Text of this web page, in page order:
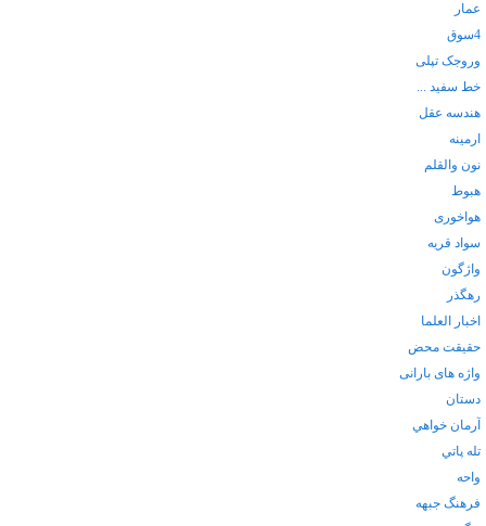
عمار
4سوق
وروجک تپلی
خط سفید ...
هندسه عقل
ارمینه
نون والقلم
هبوط
هواخوری
سواد قریه
واژگون
رهگذر
اخبار العلما
حقیقت محض
واژه های بارانی
دستان
آرمان خواهي
تله پاتي
واحه
فرهنگ جبهه